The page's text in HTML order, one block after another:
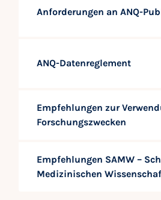
Anforderungen an ANQ-
ANQ-Datenreglement
Empfehlungen zur
Forschungszwecken
Empfehlungen SAMW –
Medizinischen